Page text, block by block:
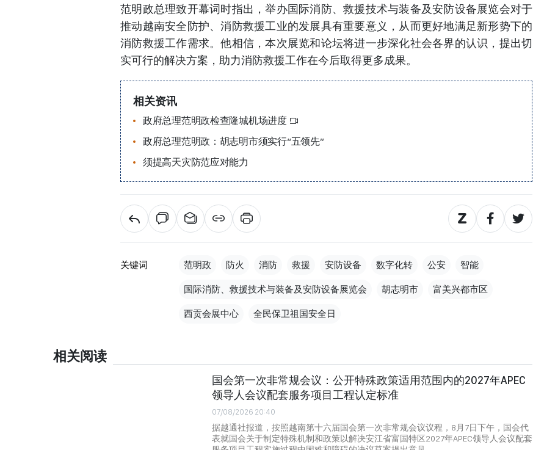
范明政总理致开幕词时指出，举办国际消防、救援技术与装备及安防设备展览会对于
推动越南安全防护、消防救援工业的发展具有重要意义，从而更好地满足新形势下的
消防救援工作需求。他相信，本次展览和论坛将进一步深化社会各界的认识，提出切
实可行的解决方案，助力消防救援工作在今后取得更多成果。
相关资讯
政府总理范明政检查隆城机场进度
政府总理范明政：胡志明市须实行“五领先”
须提高天灾防范应对能力
关键词 范明政 防火 消防 救援 安防设备 数字化转 公安 智能
国际消防、救援技术与装备及安防设备展览会 胡志明市 富美兴都市区
西贡会展中心 全民保卫祖国安全日
相关阅读
国会第一次非常规会议：公开特殊政策适用范围内的2027年APEC
领导人会议配套服务项目工程认定标准
07/08/2026 20:40
据越通社报道，按照越南第十六届国会第一次非常规会议议程，8月7日下午，国会代
表就国会关于制定特殊机制和政策以解决安江省富国特区2027年APEC领导人会议配套